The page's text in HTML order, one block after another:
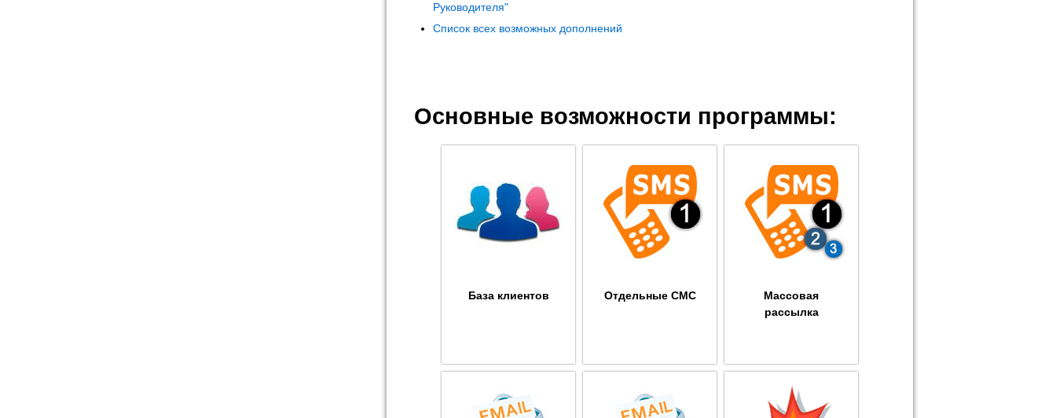
Руководителя"
Список всех возможных дополнений
Основные возможности программы:
База клиентов Отдельные СМС
Массовая
рассылка